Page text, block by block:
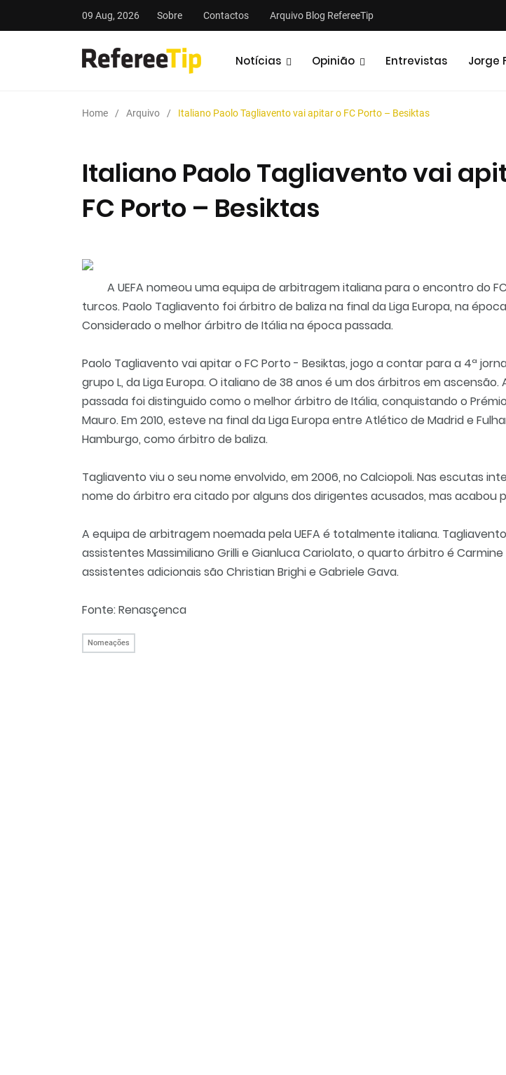
09 Aug, 2026 Sobre Contactos Arquivo Blog RefereeTip
Notícias Opinião Entrevistas Jorge
Home Arquivo Italiano Paolo Tagliavento vai apitar o FC Porto – Besiktas
Italiano Paolo Tagliavento vai
FC Porto – Besiktas
A UEFA nomeou uma equipa de arbitragem italiana para o encontro do
turcos. Paolo Tagliavento foi árbitro de baliza na final da Liga Europa, na
Considerado o melhor árbitro de Itália na época passada.
Paolo Tagliavento vai apitar o FC Porto - Besiktas, jogo a contar para a 4ª
grupo L, da Liga Europa. O italiano de 38 anos é um dos árbitros em ascensão.
passada foi distinguido como o melhor árbitro de Itália, conquistando o
Mauro. Em 2010, esteve na final da Liga Europa entre Atlético de Madrid e
Hamburgo, como árbitro de baliza.
Tagliavento viu o seu nome envolvido, em 2006, no Calciopoli. Nas escutas
nome do árbitro era citado por alguns dos dirigentes acusados, mas acabou
A equipa de arbitragem noemada pela UEFA é totalmente italiana.
assistentes Massimiliano Grilli e Gianluca Cariolato, o quarto árbitro é Carmine
assistentes adicionais são Christian Brighi e Gabriele Gava.
Fonte: Renasçenca
Nomeações
Análises Podcasts